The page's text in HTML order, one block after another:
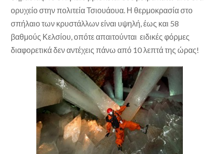
ορυχείο στην πολιτεία Τσιουάουα. Η θερμοκρασία στο
σπήλαιο των κρυστάλλων είναι υψηλή, έως και 58
βαθμούς Κελσίου, οπότε απαιτούνται ειδικές φόρμες
διαφορετικά δεν αντέχεις πάνω από 10 λεπτά της ώρας!